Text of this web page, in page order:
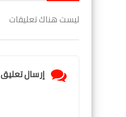
ليست هناك تعليقات
إرسال تعليق